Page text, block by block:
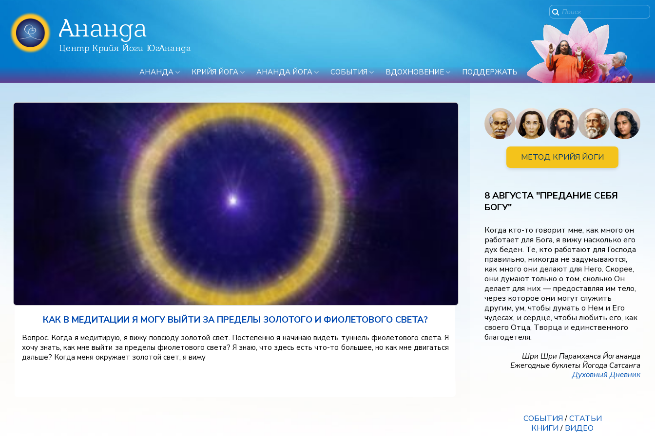
Ананда
Центр Крийя Йоги ЮгАнанда
АНАНДА КРИЙЯ ЙОГА АНАНДА ЙОГА СОБЫТИЯ ВДОХНОВЕНИЕ ПОДДЕРЖАТЬ
КАК В МЕДИТАЦИИ Я МОГУ ВЫЙТИ ЗА ПРЕДЕЛЫ ЗОЛОТОГО И ФИОЛЕТОВОГО СВЕТА?
Вопрос. Когда я медитирую, я вижу повсюду золотой свет. Постепенно я начинаю видеть туннель фиолетового света. Я
хочу знать, как мне выйти за пределы фиолетового света? Я знаю, что здесь есть что-то большее, но как мне двигаться
дальше? Когда меня окружает золотой свет, я вижу
МЕТОД КРИЙЯ ЙОГИ
8 АВГУСТА "ПРЕДАНИЕ СЕБЯ
БОГУ"
Когда кто-то говорит мне, как много он
работает для Бога, я вижу насколько его
дух беден. Те, кто работают для Господа
правильно, никогда не задумываются,
как много они делают для Него. Скорее,
они думают только о том, сколько Он
делает для них — предоставляя им тело,
через которое они могут служить
другим, ум, чтобы думать о Нем и Его
чудесах, и сердце, чтобы любить его, как
своего Отца, Творца и единственного
благодетеля.
Шри Шри Парамханса Йогананда
Ежегодные буклеты Йогода Сатсанга
Духовный Дневник
СОБЫТИЯ/СТАТЬИ
КНИГИ/ ВИДЕО